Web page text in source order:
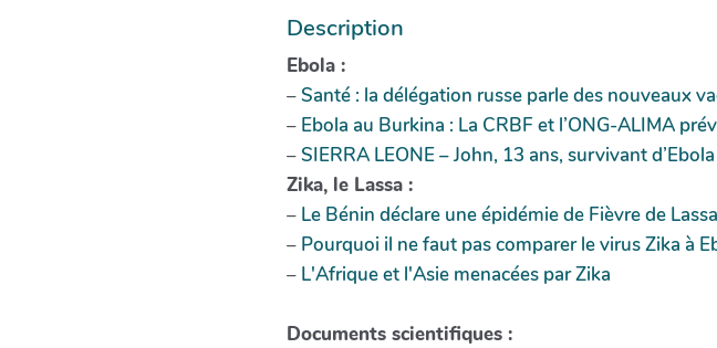
Description
Ebola :
–Santé : la délégation russe parle des nouveaux
– Ebola au Burkina : La CRBF et l’ONG-ALIMA
–SIERRA LEONE – John, 13 ans, survivant d’Ebola
Zika, le Lassa :
– Le Bénin déclare une épidémie de Fièvre de
– Pourquoi il ne faut pas comparer le virus Zika à
– L'Afrique et l'Asie menacées par Zika
Documents scientifiques :